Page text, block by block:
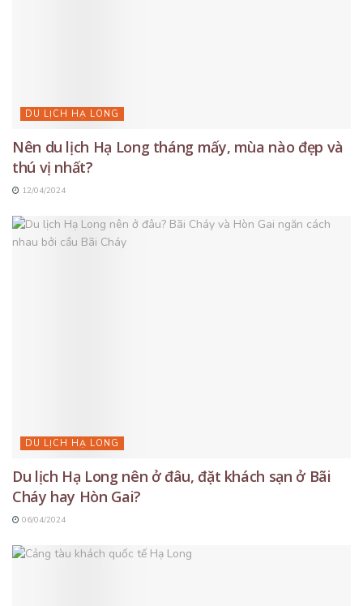
DU LỊCH HẠ LONG
Nên du lịch Hạ Long tháng mấy, mùa nào đẹp và
thú vị nhất?
12/04/2024
DU LỊCH HẠ LONG
Du lịch Hạ Long nên ở đâu, đặt khách sạn ở Bãi
Cháy hay Hòn Gai?
06/04/2024